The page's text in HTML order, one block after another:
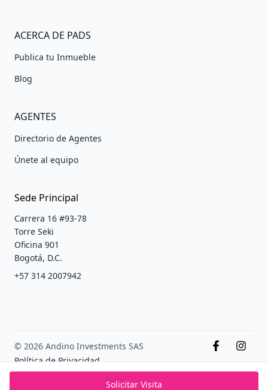
Solicitar Visita
ACERCA DE PADS
Publica tu Inmueble
Blog
AGENTES
Directorio de Agentes
Únete al equipo
Sede Principal
Carrera 16 #93-78
Torre Seki
Oficina 901
Bogotá, D.C.
+57 314 2007942
© 2026 Andino Investments SAS
Política de Privacidad
Terminos y condiciones